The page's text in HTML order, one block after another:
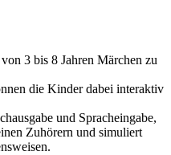
3 bis 8 Jahren Märchen zu
die Kinder dabei interaktiv
und Spracheingabe,
Zuhörern und simuliert